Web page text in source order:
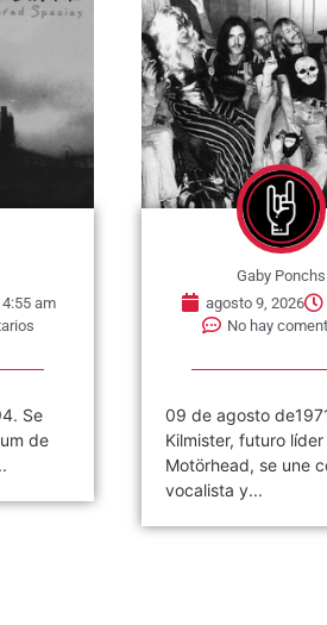
4:55 am
Se
de
Gaby Ponchs
agosto 9, 2026
No hay
09 de agosto
Kilmister, futuro
Motörhead, se une
vocalista y...